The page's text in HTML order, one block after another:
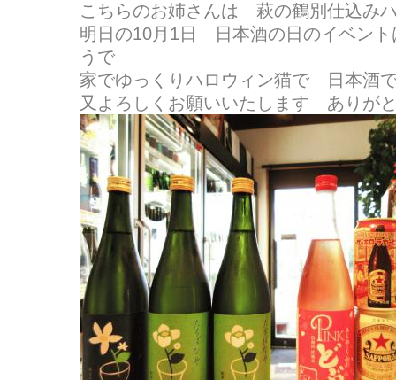
こちらのお姉さんは 萩の鶴別仕込み
明日の10月1日 日本酒の日のイベント
うで
家でゆっくりハロウィン猫で 日本酒
又よろしくお願いいたします ありが